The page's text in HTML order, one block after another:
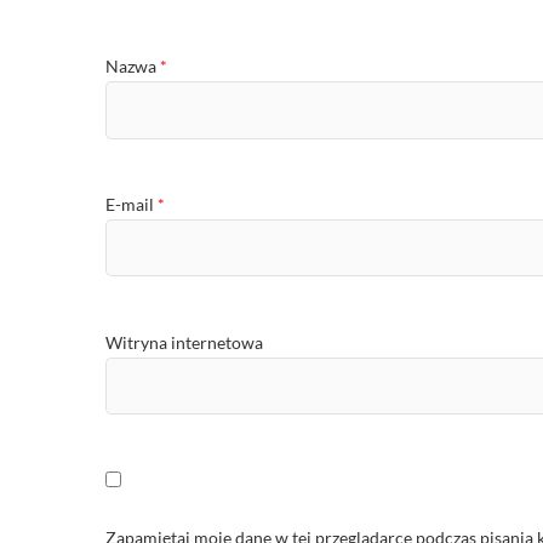
Nazwa *
E-mail *
Witryna internetowa
Zapamiętaj moje dane w tej przeglądarce podczas pisania